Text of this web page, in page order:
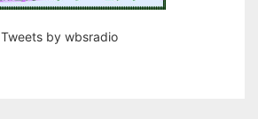
Tweets by wbsradio